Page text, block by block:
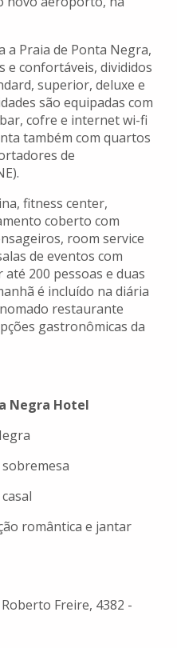
a Praia de Ponta Negra,
e confortáveis, divididos
superior, deluxe e
são equipadas com
cofre e internet wi-fi
também com quartos
de
fitness center,
coberto com
room service
de eventos com
200 pessoas e duas
é incluído na diária
restaurante
gastronômicas da
Negra Hotel
romântica e jantar
Freire, 4382 -